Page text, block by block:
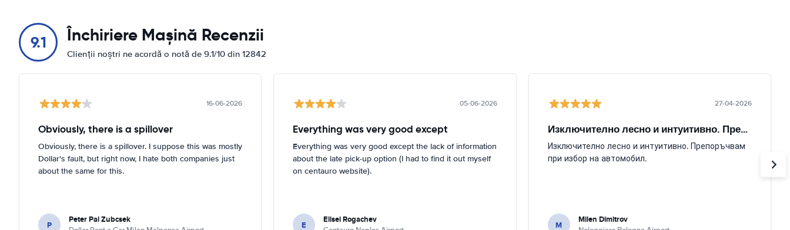
9.1 Închiriere Mașină Recenzii
Clienții noștri ne acordă o notă de 9.1/10 din 12842
16-06-2026
Obviously, there is a spillover
Obviously, there is a spillover. I suppose this was mostly
Dollar's fault, but right now, I hate both companies just
about the same for this.
P Peter Pal Zubcsek
05-06-2026
Everything was very good except
Everything was very good except the lack of information
about the late pick-up option (I had to find it out myself
on centauro website).
E Elisei Rogachev
27-04-2026
Изключително лесно и интуитивно. Препоръчвам
Изключително лесно и интуитивно. Препоръчвам
при избор на автомобил.
M Milen Dimitrov